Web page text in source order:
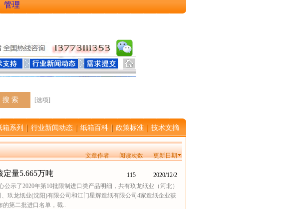
管理
[选项]
箱系列 行业新闻动态 纸箱百科 政策标准 技术文摘
文章作者 阅读次数 更新日期
定量5.665万吨 115
2020/12/2
示了2020年第10批限制进口类产品明细，共有玖龙纸业（河北）
玖龙纸业(沈阳)有限公司和江门星辉造纸有限公司4家造纸企业获
的第二批进口名单，截..